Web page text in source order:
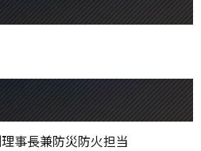
事長兼防災防火担当